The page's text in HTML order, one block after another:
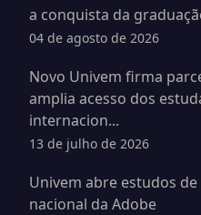
a conquista da
04 de agosto de 2026
Novo Univem firma
amplia acesso dos
internacion...
13 de julho de 2026
Univem abre estudos
nacional da Adobe